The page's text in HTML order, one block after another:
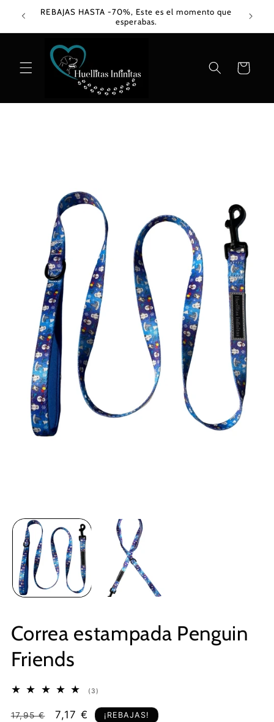
directamenteREBAJAS HASTA -70%, Este es el momento que
esperabas.
Carrito
Correa estampada Penguin
Friends
(3)
totales
Precio
17,95 €
Precio
7,17 € ¡REBAJAS!